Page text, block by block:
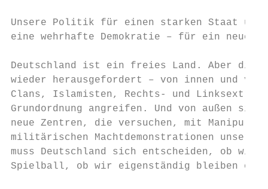
Unsere Politik für einen starken Staat und
eine wehrhafte Demokratie – für ein neues
Deutschland ist ein freies Land. Aber
wieder herausgefordert – von innen und
Clans, Islamisten, Rechts- und
Grundordnung angreifen. Und von außen
neue Zentren, die versuchen, mit
militärischen Machtdemonstrationen
muss Deutschland sich entscheiden, ob
Spielball, ob wir eigenständig bleiben oder